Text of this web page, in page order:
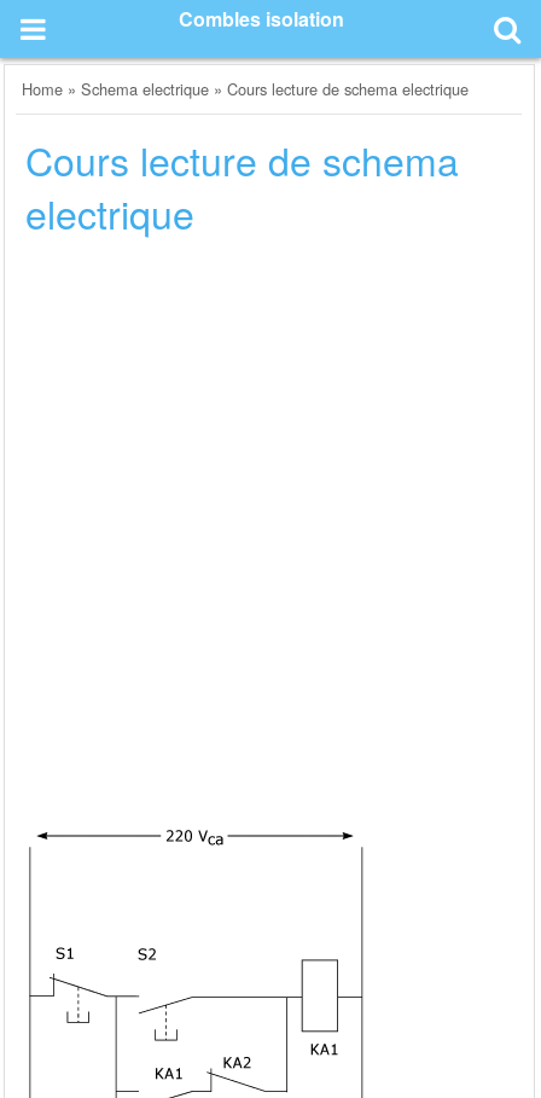
content
Combles isolation
Home »Schema electrique »Cours lecture de schema electrique
Cours lecture de schema
electrique